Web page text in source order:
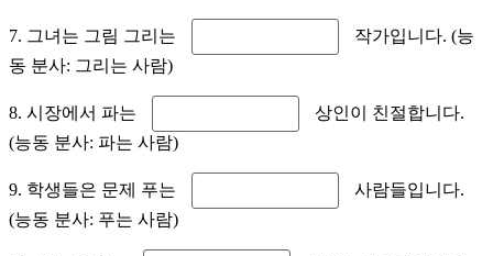
7. 그녀는 그림 그리는
작가입니다. (능
동 분사: 그리는 사람)
8. 시장에서 파는
상인이 친절합니다.
(능동 분사: 파는 사람)
9. 학생들은 문제 푸는
사람들입니다.
(능동 분사: 푸는 사람)